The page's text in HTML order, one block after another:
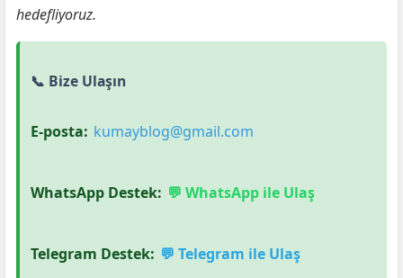
hedefliyoruz.
📞 Bize Ulaşın
E-posta: kumayblog@gmail.com
WhatsApp Destek: 💬 WhatsApp ile Ulaş
Telegram Destek: 💬 Telegram ile Ulaş